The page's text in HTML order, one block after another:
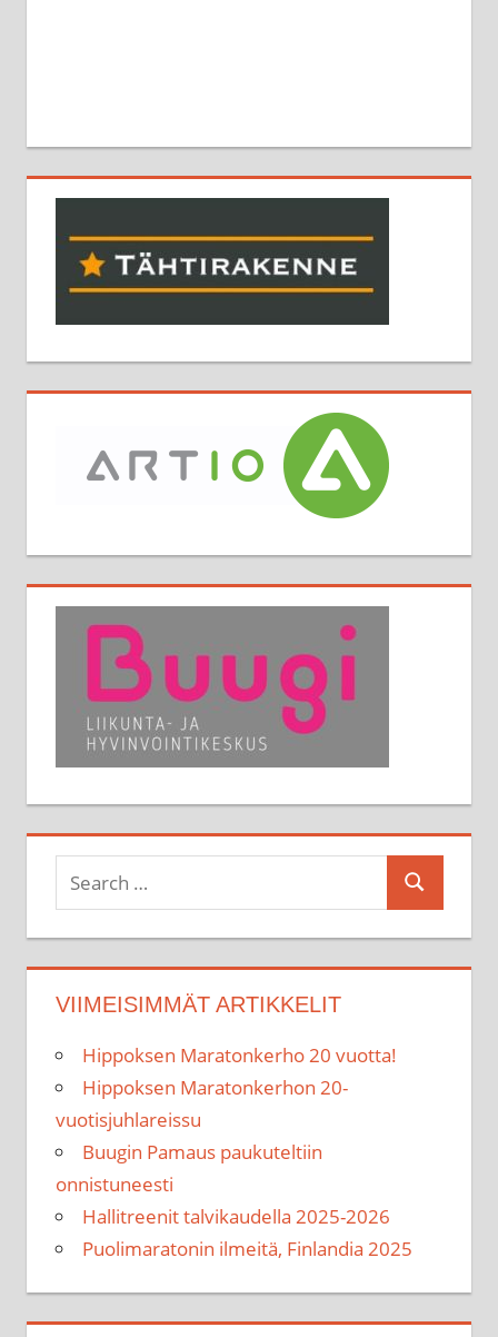
Search
VIIMEISIMMÄT ARTIKKELIT
Hippoksen Maratonkerho 20 vuotta!
Hippoksen Maratonkerhon 20-
vuotisjuhlareissu
Buugin Pamaus paukuteltiin
onnistuneesti
Hallitreenit talvikaudella 2025-2026
Puolimaratonin ilmeitä, Finlandia 2025